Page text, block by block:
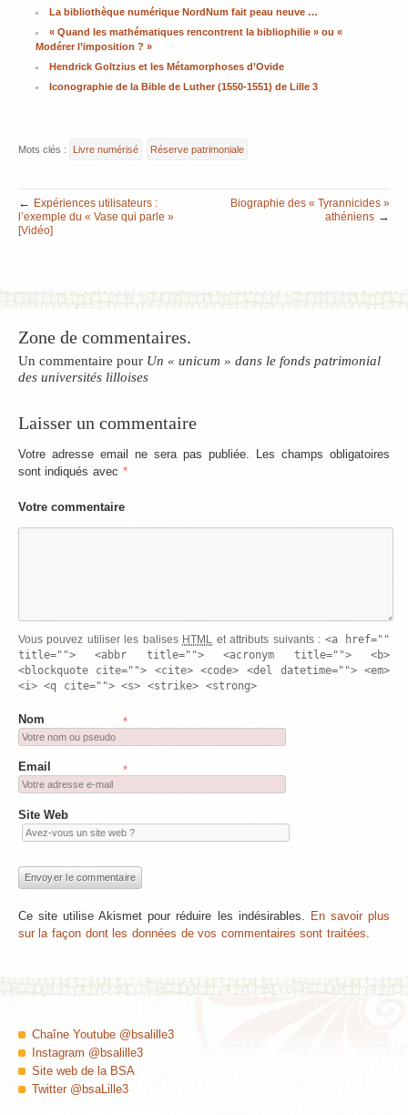
La bibliothèque numérique NordNum fait peau neuve …
« Quand les mathématiques rencontrent la bibliophilie » ou «
Modérer l’imposition ? »
Hendrick Goltzius et les Métamorphoses d’Ovide
Iconographie de la Bible de Luther (1550-1551) de Lille 3
Mots clés : Livre numérisé Réserve patrimoniale
←
Expériences utilisateurs :
l’exemple du « Vase qui parle »
[Vidéo]
Biographie des « Tyrannicides »
athéniens →
Zone de commentaires.
Un commentaire pour Un « unicum » dans le fonds patrimonial
des universités lilloises
Laisser un commentaire
Votre adresse email ne sera pas publiée. Les champs obligatoires
sont indiqués avec *
Votre commentaire
Vous pouvez utiliser les balises HTML et attributs suivants : <a href=""
title=""> <abbr title=""> <acronym title=""> <b>
<blockquote cite=""> <cite> <code> <del datetime=""> <em>
<i> <q cite=""> <s> <strike> <strong>
Nom *
Email *
Site Web
Ce site utilise Akismet pour réduire les indésirables.
En savoir plus
sur la façon dont les données de vos commentaires sont traitées
Chaîne Youtube @bsalille3
Instagram @bsalille3
Site web de la BSA
Twitter @bsaLille3